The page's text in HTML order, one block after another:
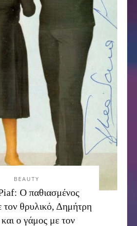
BEAUTY
Ο παθιασμένος
τον θρυλικό, Δημήτρη
ο γάμος με τον